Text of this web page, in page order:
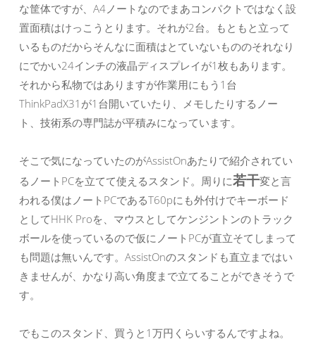
な筐体ですが、A4ノートなのでまあコンパクトではなく設
置面積はけっこうとります。それが2台。もともと立って
いるものだからそんなに面積はとていないもののそれなり
にでかい24インチの液晶ディスプレイが1枚もあります。
それから私物ではありますが作業用にもう1台
ThinkPadX31が1台開いていたり、メモしたりするノー
ト、技術系の専門誌が平積みになっています。
そこで気になっていたのがAssistOnあたりで紹介されてい
るノートPCを立てて使えるスタンド。周りに若干変と言
われる僕はノートPCであるT60pにも外付けでキーボード
としてHHK Proを、マウスとしてケンジントンのトラック
ボールを使っているので仮にノートPCが直立そてしまって
も問題は無いんです。AssistOnのスタンドも直立まではい
きませんが、かなり高い角度まで立てることができそうで
す。
でもこのスタンド、買うと1万円くらいするんですよね。